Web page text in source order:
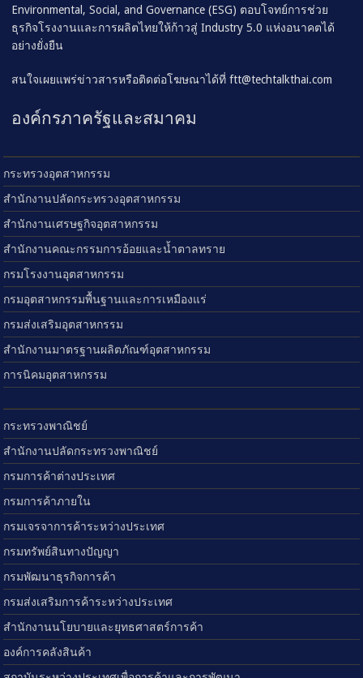
Environmental, Social, and Governance (ESG) ตอบโจทย์การช่วย
ธุรกิจโรงงานและการผลิตไทยให้ก้าวสู่ Industry 5.0 แห่งอนาคตได้
อย่างยั่งยืน
สนใจเผยแพร่ข่าวสารหรือติดต่อโฆษณาได้ที่ftt@techtalkthai.com
องค์กรภาครัฐและสมาคม
กระทรวงอุตสาหกรรม
สำนักงานปลัดกระทรวงอุตสาหกรรม
สำนักงานเศรษฐกิจอุตสาหกรรม
สำนักงานคณะกรรมการอ้อยและน้ำตาลทราย
กรมโรงงานอุตสาหกรรม
กรมอุตสาหกรรมพื้นฐานและการเหมืองแร่
กรมส่งเสริมอุตสาหกรรม
สำนักงานมาตรฐานผลิตภัณฑ์อุตสาหกรรม
การนิคมอุตสาหกรรม
กระทรวงพาณิชย์
สำนักงานปลัดกระทรวงพาณิชย์
กรมการค้าต่างประเทศ
กรมการค้าภายใน
กรมเจรจาการค้าระหว่างประเทศ
กรมทรัพย์สินทางปัญญา
กรมพัฒนาธุรกิจการค้า
กรมส่งเสริมการค้าระหว่างประเทศ
สำนักงานนโยบายและยุทธศาสตร์การค้า
องค์การคลังสินค้า